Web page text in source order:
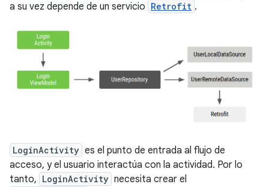
a su vez depende de un servicio Retrofit .
LoginActivity es el punto de entrada al flujo de
acceso, y el usuario interactúa con la actividad. Por lo
tanto, LoginActivity necesita crear el